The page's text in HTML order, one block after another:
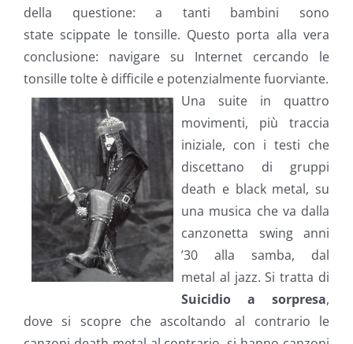
della questione: a tanti bambini sono
state scippate le tonsille. Questo porta alla vera
conclusione: navigare su Internet cercando le
tonsille tolte è difficile e potenzialmente fuorviante.
Una suite in quattro
movimenti, più traccia
iniziale, con i testi che
discettano di gruppi
death e black metal, su
una musica che va dalla
canzonetta swing anni
’30 alla samba, dal
metal al jazz. Si tratta di
Suicidio a sorpresa,
dove si scopre che ascoltando al contrario le